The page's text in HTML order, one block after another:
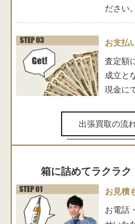
ださい。
お支払
査定額
成立と
現金に
出張買取の流
箱に詰めてラクラク
お見積
お電話・